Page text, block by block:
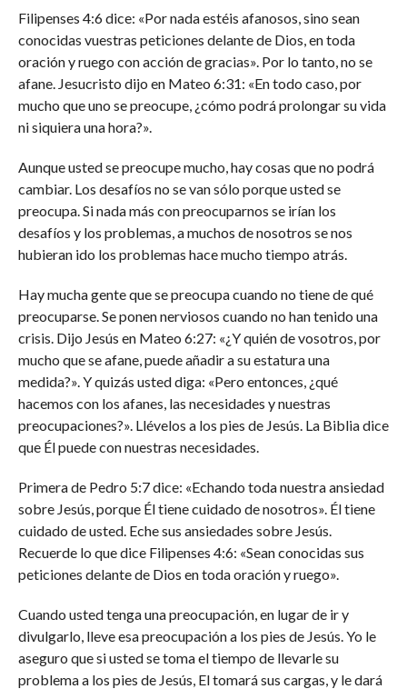
Filipenses 4:6 dice: «Por nada estéis afanosos, sino sean
conocidas vuestras peticiones delante de Dios, en toda
oración y ruego con acción de gracias». Por lo tanto, no se
afane. Jesucristo dijo en Mateo 6:31: «En todo caso, por
mucho que uno se preocupe, ¿cómo podrá prolongar su vida
ni siquiera una hora?».
Aunque usted se preocupe mucho, hay cosas que no podrá
cambiar. Los desafíos no se van sólo porque usted se
preocupa. Si nada más con preocuparnos se irían los
desafíos y los problemas, a muchos de nosotros se nos
hubieran ido los problemas hace mucho tiempo atrás.
Hay mucha gente que se preocupa cuando no tiene de qué
preocuparse. Se ponen nerviosos cuando no han tenido una
crisis. Dijo Jesús en Mateo 6:27: «¿Y quién de vosotros, por
mucho que se afane, puede añadir a su estatura una
medida?». Y quizás usted diga: «Pero entonces, ¿qué
hacemos con los afanes, las necesidades y nuestras
preocupaciones?». Llévelos a los pies de Jesús. La Biblia dice
que Él puede con nuestras necesidades.
Primera de Pedro 5:7 dice: «Echando toda nuestra ansiedad
sobre Jesús, porque Él tiene cuidado de nosotros». Él tiene
cuidado de usted. Eche sus ansiedades sobre Jesús.
Recuerde lo que dice Filipenses 4:6: «Sean conocidas sus
peticiones delante de Dios en toda oración y ruego».
Cuando usted tenga una preocupación, en lugar de ir y
divulgarlo, lleve esa preocupación a los pies de Jesús. Yo le
aseguro que si usted se toma el tiempo de llevarle su
problema a los pies de Jesús, El tomará sus cargas, y le dará